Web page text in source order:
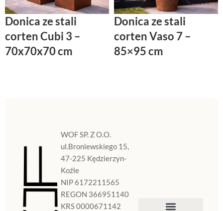
Donica ze stali
corten Cubi 3 –
70x70x70 cm
Donica ze stali
corten Vaso 7 –
85×95 cm
WOF SP. Z O.O.
ul.Broniewskiego 15,
47-225 Kędzierzyn-
Koźle
NIP 6172211565
REGON 366951140
KRS 0000671142